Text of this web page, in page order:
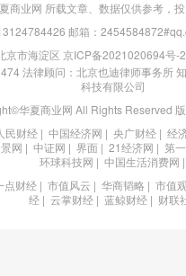
商业网 所载文章、数据仅供参考，
邮箱：
京市海淀区 京ICP备2021020694号-2
法律顾问：北京也迪律师事务所
科技有限公司
华夏商业网 All Rights Reserved
民财经 | 中国经济网 | 央广财经 | 经
网 | 中证网 | 界面 | 21经济网 | 第
环球科技网 | 中国生活消费网 |
点财经| 市值风云 | 华商韬略 | 市值
经| 云掌财经| 蓝鲸财经| 财联